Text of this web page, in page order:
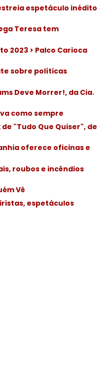
espetáculo inédito
Teresa tem
2023 > Palco Carioca
sobre políticas
Deve Morrer!, da Cia.
como sempre
"Tudo Que Quiser", de
oferece oficinas e
roubos e incêndios
Vê
espetáculos